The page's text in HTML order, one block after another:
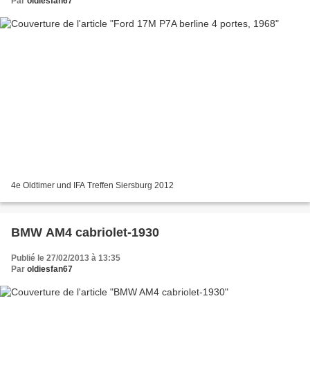
4e Oldtimer und IFA Treffen Siersburg 2012
BMW AM4 cabriolet-1930
Publié le 27/02/2013 à 13:35
Par oldiesfan67